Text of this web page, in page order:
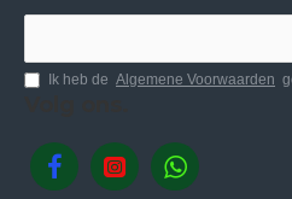
Ik heb de Algemene Voorwaarden